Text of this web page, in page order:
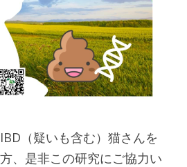
（疑いも含む）猫さんを
、是非この研究にご協力い